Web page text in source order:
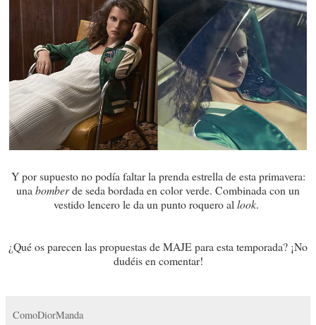
Y por supuesto no podía faltar la prenda estrella de esta primavera:
una bomberde seda bordada en color verde. Combinada con un
vestido lencero le da un punto roquero al look.
¿Qué os parecen las propuestas de MAJE para esta temporada? ¡No
dudéis en comentar!
ComoDiorManda